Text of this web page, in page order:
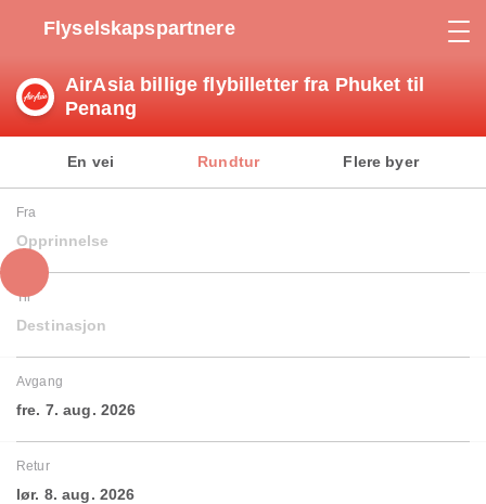
Flyselskapspartnere
AirAsia billige flybilletter fra Phuket til
Penang
En vei Rundtur Flere byer
Fra
Opprinnelse
Til
Destinasjon
Avgang
fre. 7. aug. 2026
Retur
lør. 8. aug. 2026